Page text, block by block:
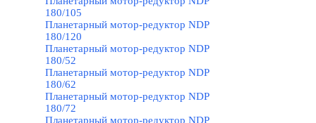
180/105
Планетарный мотор-редуктор NDP
180/120
Планетарный мотор-редуктор NDP
180/52
Планетарный мотор-редуктор NDP
180/62
Планетарный мотор-редуктор NDP
180/72
Планетарный мотор-редуктор NDP